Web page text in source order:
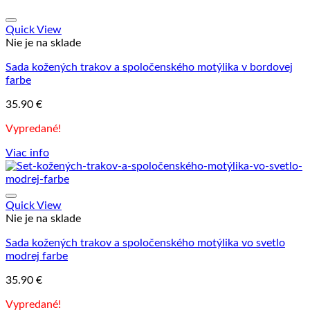
Quick View
Nie je na sklade
Sada kožených trakov a spoločenského motýlika v bordovej
farbe
35.90 €
Vypredané!
Viac info
Quick View
Nie je na sklade
Sada kožených trakov a spoločenského motýlika vo svetlo
modrej farbe
35.90 €
Vypredané!